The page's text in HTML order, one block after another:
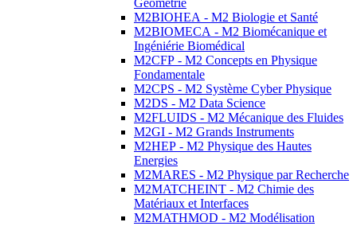
Géométrie
M2BIOHEA - M2 Biologie et Santé
M2BIOMECA - M2 Biomécanique et
Ingéniérie Biomédical
M2CFP - M2 Concepts en Physique
Fondamentale
M2CPS - M2 Système Cyber Physique
M2DS - M2 Data Science
M2FLUIDS - M2 Mécanique des Fluides
M2GI - M2 Grands Instruments
M2HEP - M2 Physique des Hautes
Energies
M2MARES - M2 Physique par Recherche
M2MATCHEINT - M2 Chimie des
Matériaux et Interfaces
M2MATHMOD - M2 Modélisation